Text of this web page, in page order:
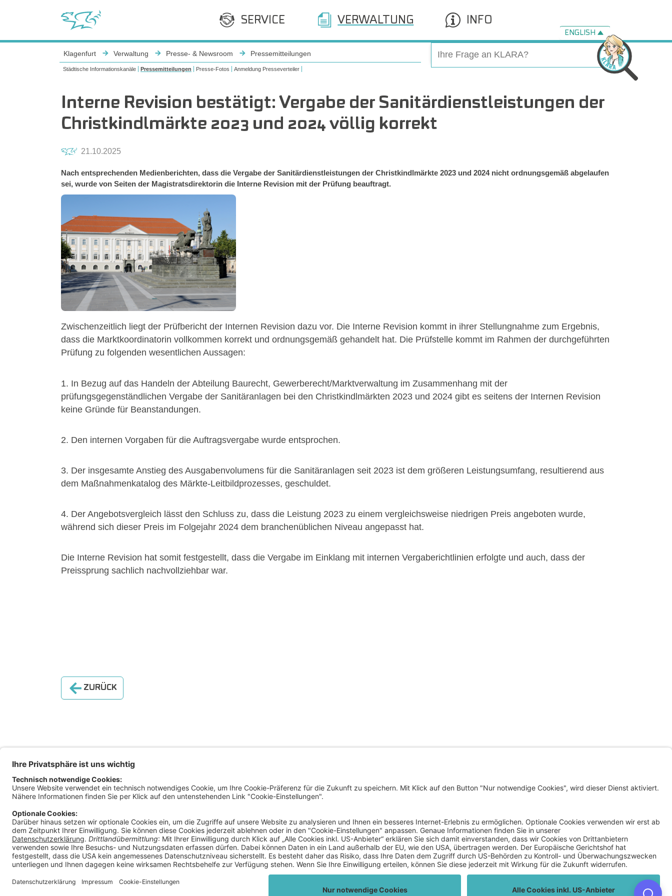
SERVICE VERWALTUNG INFO
ENGLISH
Klagenfurt Verwaltung Presse- & Newsroom Pressemitteilungen
Städtische Informationskanäle Pressemitteilungen Presse-Fotos Anmeldung Presseverteiler
Interne Revision bestätigt: Vergabe der Sanitärdienstleistungen der
Christkindlmärkte 2023 und 2024 völlig korrekt
21.10.2025
Nach entsprechenden Medienberichten, dass die Vergabe der Sanitärdienstleistungen der Christkindlmärkte 2023 und 2024 nicht ordnungsgemäß abgelaufen
sei, wurde von Seiten der Magistratsdirektorin die Interne Revision mit der Prüfung beauftragt.
Zwischenzeitlich liegt der Prüfbericht der Internen Revision dazu vor. Die Interne Revision kommt in ihrer Stellungnahme zum Ergebnis,
dass die Marktkoordinatorin vollkommen korrekt und ordnungsgemäß gehandelt hat. Die Prüfstelle kommt im Rahmen der durchgeführten
Prüfung zu folgenden wesentlichen Aussagen:
1. In Bezug auf das Handeln der Abteilung Baurecht, Gewerberecht/Marktverwaltung im Zusammenhang mit der
prüfungsgegenständlichen Vergabe der Sanitäranlagen bei den Christkindlmärkten 2023 und 2024 gibt es seitens der Internen Revision
keine Gründe für Beanstandungen.
2. Den internen Vorgaben für die Auftragsvergabe wurde entsprochen.
3. Der insgesamte Anstieg des Ausgabenvolumens für die Sanitäranlagen seit 2023 ist dem größeren Leistungsumfang, resultierend aus
dem Maßnahmenkatalog des Märkte-Leitbildprozesses, geschuldet.
4. Der Angebotsvergleich lässt den Schluss zu, dass die Leistung 2023 zu einem vergleichsweise niedrigen Preis angeboten wurde,
während sich dieser Preis im Folgejahr 2024 dem branchenüblichen Niveau angepasst hat.
Die Interne Revision hat somit festgestellt, dass die Vergabe im Einklang mit internen Vergaberichtlinien erfolgte und auch, dass der
Preissprung sachlich nachvollziehbar war.
ZURÜCK
Magistrat der Landeshauptstadt
Rathaus, Neuer Platz 1
9010 Klagenfurt am Wörthersee
Österreich / Austria
+43 463 537 0
info@klagenfurt.at
SERVICE
VERWALTUNG
INFO
KLAGENFURT WOHNEN
INVEST IN KLAGENFURT
SMART CLIMATE LAB